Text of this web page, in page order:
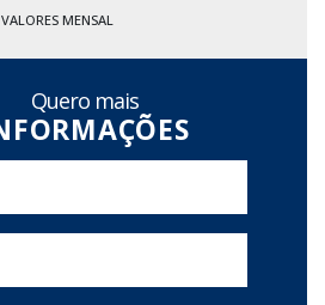
VALORES MENSAL
Quero mais